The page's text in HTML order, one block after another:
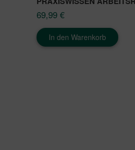
69,99 €
In den Warenkorb